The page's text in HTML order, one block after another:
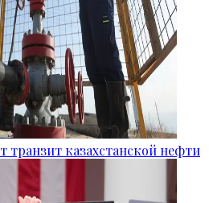
транзит казахстанской нефти